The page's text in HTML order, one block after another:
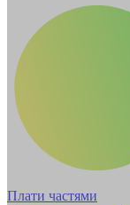
Плати частями